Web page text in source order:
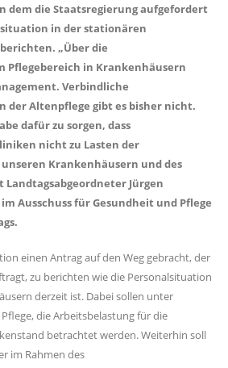
dem die Staatsregierung aufgefordert
in der stationären
„Über die
Pflegebereich in Krankenhäusern
Verbindliche
der Altenpflege gibt es bisher nicht.
dafür zu sorgen, dass
nicht zu Lasten der
Krankenhäusern und des
Landtagsabgeordneter Jürgen
Ausschuss für Gesundheit und Pflege
einen Antrag auf den Weg gebracht, der
zu berichten wie die Personalsituation
derzeit ist. Dabei sollen unter
die Arbeitsbelastung für die
betrachtet werden. Weiterhin soll
im Rahmen des